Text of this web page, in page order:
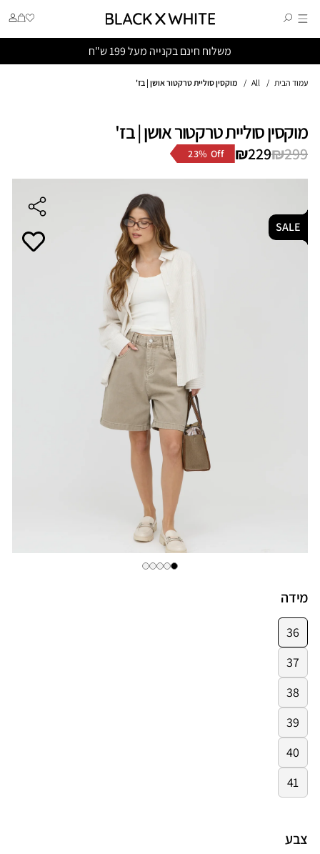
SKIP TO CONTENT
Cart
משלוח חינם בקנייה מעל 199 ש"ח
עמוד הבית All מוקסין סוליית טרקטור אושן | בז'
SALE
Regular
price
₪299
Sale
price
₪229
23% Off
מוקסין סוליית טרקטור אושן | בז'
מידה
36
37
38
39
40
41
צבע